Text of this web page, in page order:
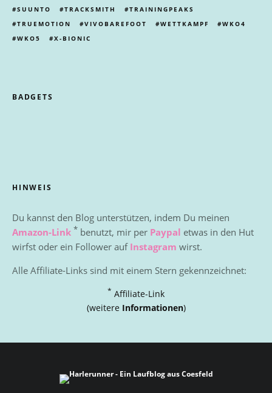
SUUNTO
TRACKSMITH
TRAININGPEAKS
TRUEMOTION
VIVOBAREFOOT WETTKAMPF
WKO4
WKO5
X-BIONIC
BADGETS
HINWEIS
Du kannst den Blog unterstützen, indem Du meinen
Amazon-Link * benutzt, mir per Paypal etwas in den Hut
wirfst oder ein Follower auf Instagram wirst.
Alle Affiliate-Links sind mit einem Stern gekennzeichnet:
* Affiliate-Link
(weitere Informationen)